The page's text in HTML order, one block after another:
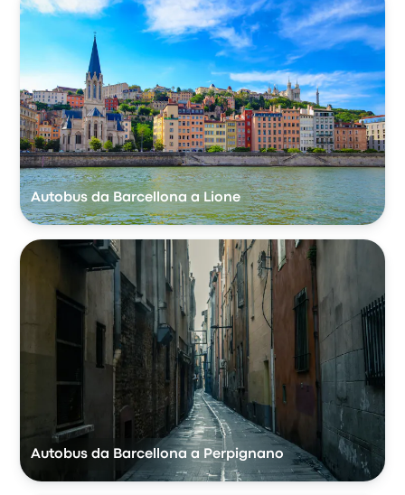
Autobus da Barcellona a Lione
Autobus da Barcellona a Perpignano